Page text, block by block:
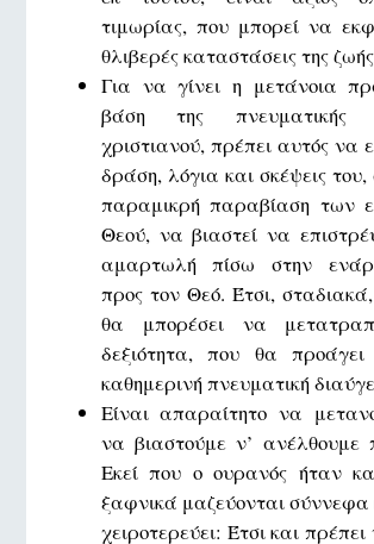
τιμωρίας, που μπορεί να
θλιβερές καταστάσεις της
Για να γίνει η μετάνοια
βάση της
χριστιανού, πρέπει αυτός να
δράση, λόγια και σκέψεις
παραμικρή παραβίαση των
Θεού, να βιαστεί να
αμαρτωλή πίσω στην
προς τον Θεό. Έτσι,
θα μπορέσει να
δεξιότητα, που θα
καθημερινή πνευματική
Είναι απαραίτητο να
να βιαστούμε ν’ ανέλθουμε
Εκεί που ο ουρανός ήταν
ξαφνικά μαζεύονται σύννεφα
χειροτερεύει: Έτσι και πρέπει